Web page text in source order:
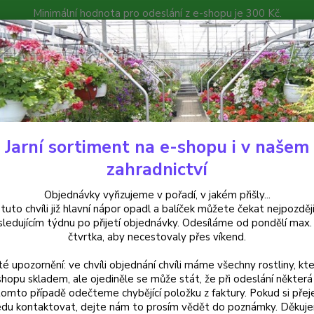
Minimální hodnota pro odeslání z e-shopu je 300 Kč.
můžete čekat nejpozději v následujícím týdnu po přijetí
Poradna Kontakty
Hledat
Fuchsie Rosse Draco Fuchsie - cena za kus v 3-kusovém balení
Draco Fuchsie - cena za kus
sukně
Jarní sortiment na e-shopu i v našem
zahradnictví
Objednávky vyřizujeme v pořadí, v jakém přišly...
chvíli již hlavní nápor opadl a balíček můžete čekat
týdnu po přijetí objednávky. Odesíláme od pondělí
čtvrtka, aby necestovaly přes víkend.
upozornění: ve chvíli objednání chvíli máme všechny rostliny,
skladem, ale ojediněle se může stát, že při odeslání některá
případě odečteme chybějící položku z faktury. Pokud si
kontaktovat, dejte nám to prosím vědět do poznámky.